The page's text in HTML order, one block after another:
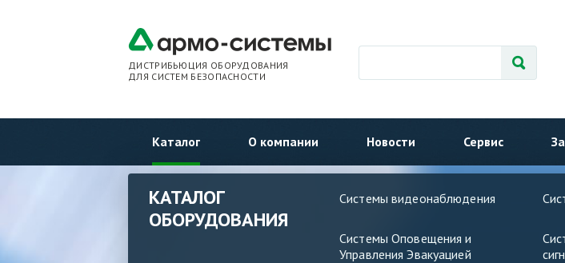
ДИСТРИБЬЮЦИЯ ОБОРУДОВАНИЯ
ДЛЯ СИСТЕМ БЕЗОПАСНОСТИ
Каталог О компании Новости Сервис
КАТАЛОГ
ОБОРУДОВАНИЯ
Системы видеонаблюдения
Системы Оповещения и
Управления Эвакуацией